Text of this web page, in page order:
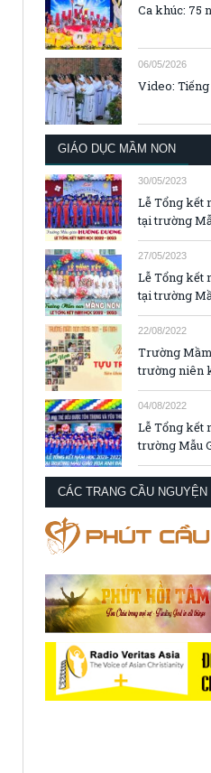
Ca khúc: 75
Video:
GIÁO DỤC MẦM NON
30/05/2023
Lễ Tổng kết
tại trường
27/05/2023
Lễ Tổng kết
tại trường
22/08/2022
Trường
trường niên
04/08/2022
Lễ Tổng kết
trường Mẫu
CÁC TRANG CẦU NGUYỆN